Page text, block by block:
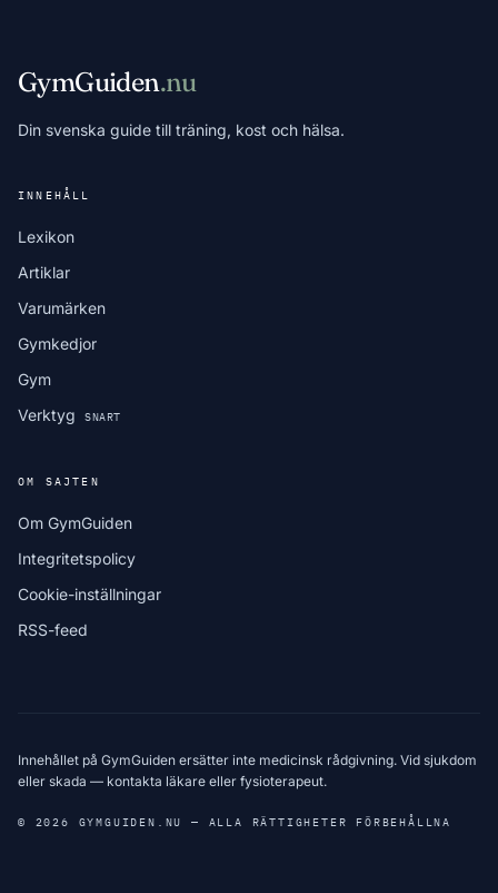
GymGuiden.nu
Din svenska guide till träning, kost och hälsa.
INNEHÅLL
Lexikon
Artiklar
Varumärken
Gymkedjor
Gym
Verktyg
SNART
OM SAJTEN
Om GymGuiden
Integritetspolicy
Cookie-inställningar
RSS-feed
Innehållet på GymGuiden ersätter inte medicinsk rådgivning. Vid sjukdom
eller skada — kontakta läkare eller fysioterapeut.
© 2026 GYMGUIDEN.NU — ALLA RÄTTIGHETER FÖRBEHÅLLNA